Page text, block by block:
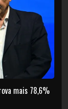
mais 78,6%